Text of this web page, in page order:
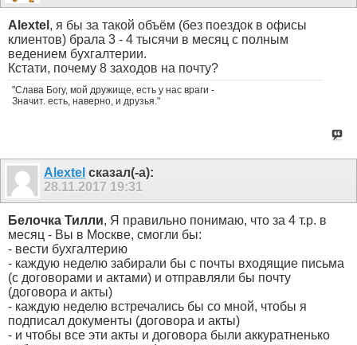
Alextel , я бы за такой объём (без поездок в офисы
клиентов) брала 3 - 4 тысячи в месяц с полным
ведением бухгалтерии.
Кстати, почему 8 заходов на почту?
"Слава Богу, мой дружище, есть у нас враги -
Значит. есть, наверно, и друзья."
Alextel сказал(-а):
28.11.2017 19:31
Белочка Тилли, Я правильно понимаю, что за 4 т.р. в
месяц - Вы в Москве, смогли бы:
- вести бухгалтерию
- каждую неделю забирали бы с почты входящие письма
(с договорами и актами) и отправляли бы почту
(договора и акты)
- каждую неделю встречались бы со мной, чтобы я
подписал документы (договора и акты)
- и чтобы все эти акты и договора были аккуратненько